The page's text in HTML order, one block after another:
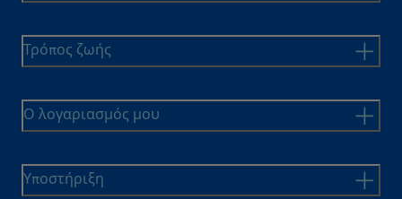
Τρόπος ζωής
Ο λογαριασμός μου
Υποστήριξη